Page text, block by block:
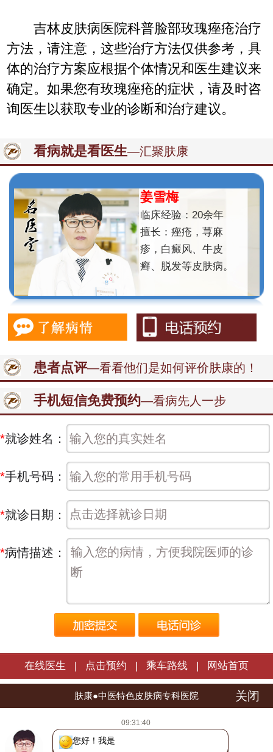
吉林皮肤病医院科普脸部玫瑰痤疮治疗
方法，请注意，这些治疗方法仅供参考，具
体的治疗方案应根据个体情况和医生建议来
确定。如果您有玫瑰痤疮的症状，请及时咨
询医生以获取专业的诊断和治疗建议。
看病就是看医生—汇聚肤康
姜雪梅
临床经验：20余年
擅长：痤疮，荨麻
疹，白癜风、牛皮
癣、脱发等皮肤病。
患者点评—看看他们是如何评价肤康的！
手机短信免费预约—看病先人一步
*就诊姓名：
*手机号码：
*就诊日期：
*病情描述：
在线医生 | 点击预约 | 乘车路线 | 网站首页
长春肤康皮肤病医院 | 版权所有
热线电话：0431-88598120
吉ICP备16002784号
吉公网安备 22010402000772号
肤康●中医特色皮肤病专科医院 关闭
09:31:40
您好！我是长春肤